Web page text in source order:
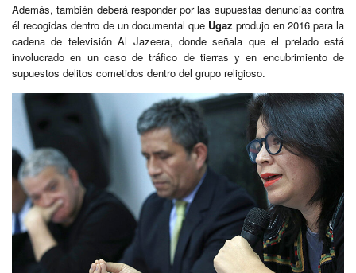
Además, también deberá responder por las supuestas denuncias contra
él recogidas dentro de un documental que Ugaz produjo en 2016 para la
cadena de televisión Al Jazeera, donde señala que el prelado está
involucrado en un caso de tráfico de tierras y en encubrimiento de
supuestos delitos cometidos dentro del grupo religioso.